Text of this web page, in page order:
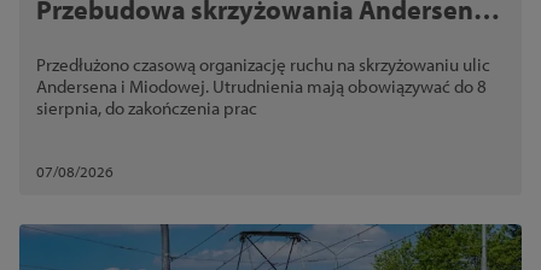
Przebudowa skrzyżowania Andersena i
Przedłużono czasową organizację ruchu na skrzyżowaniu ulic
Andersena i Miodowej. Utrudnienia mają obowiązywać do 8
sierpnia, do zakończenia prac
07/08/2026